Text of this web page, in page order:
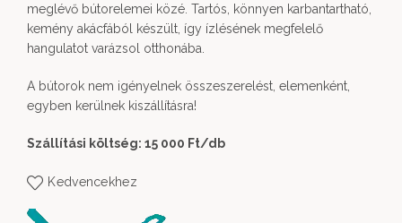
meglévő bútorelemei közé. Tartós, könnyen karbantartható,
kemény akácfából készült, így ízlésének megfelelő
hangulatot varázsol otthonába.
A bútorok nem igényelnek összeszerelést, elemenként,
egyben kerülnek kiszállításra!
Szállítási költség: 15 000 Ft/db
Kedvencekhez